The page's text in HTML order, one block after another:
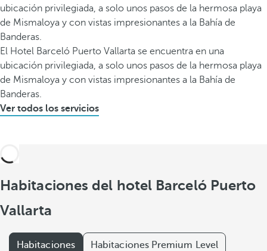
ubicación privilegiada, a solo unos pasos de la hermosa playa
de Mismaloya y con vistas impresionantes a la Bahía de
Banderas.
El Hotel Barceló Puerto Vallarta se encuentra en una
ubicación privilegiada, a solo unos pasos de la hermosa playa
de Mismaloya y con vistas impresionantes a la Bahía de
Banderas.
Ver todos los servicios
Habitaciones del hotel Barceló Puerto
Vallarta
Habitaciones Habitaciones Premium Level